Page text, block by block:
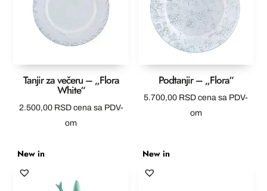
Tanjir za večeru – „Flora
White“
2.500,00 RSD cena sa PDV-
om
Podtanjir – „Flora“
5.700,00 RSD cena sa PDV-
om
New in New in